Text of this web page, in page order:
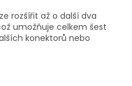
rozšířit až o další dva
umožňuje celkem šest
konektorů nebo